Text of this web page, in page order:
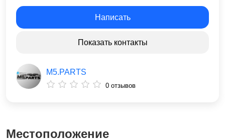
Местоположение
Написать
Показать контакты
M5.PARTS
0 отзывов